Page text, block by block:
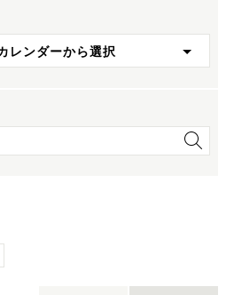
レンダーから選択